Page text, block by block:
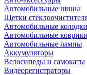
Автомобильные шины
Щетки
Автомобильные колодки
Автомобильные
Автомобильные лампы
Аккумуляторы
Велосипеды и самокаты
Видеорегистраторы